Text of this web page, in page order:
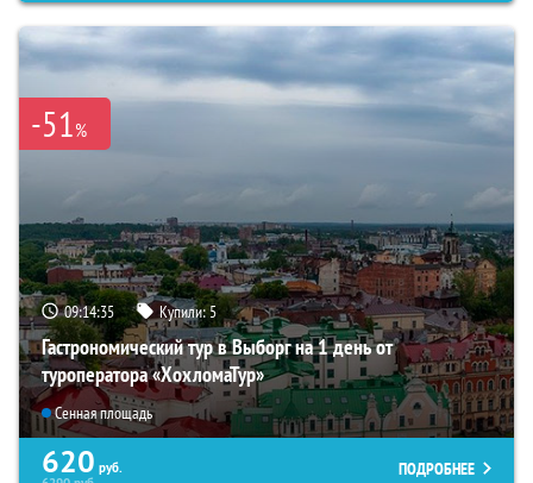
-51%
09:14:33 Купили:5
Гастрономический тур в Выборг на 1 день от
туроператора «ХохломаТур»
Сенная площадь
620 руб.
ПОДРОБНЕЕ